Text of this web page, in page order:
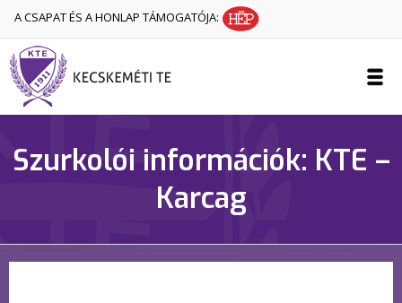
A CSAPAT ÉS A HONLAP TÁMOGATÓJA:
Szurkolói információk: KTE –
Karcag